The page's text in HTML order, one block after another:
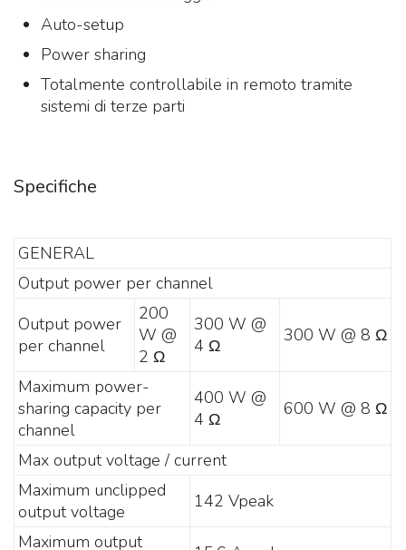
Auto-setup
Power sharing
Totalmente controllabile in remoto tramite
sistemi di terze parti
Specifiche
GENERAL
Output power per channel
Output power
per channel
200
W @
2 Ω
300 W @
4 Ω
300 W @ 8 Ω
Maximum power-
sharing capacity per
channel
400 W @
4 Ω
600 W @ 8 Ω
Max output voltage / current
Maximum unclipped
output voltage
142 Vpeak
Maximum output